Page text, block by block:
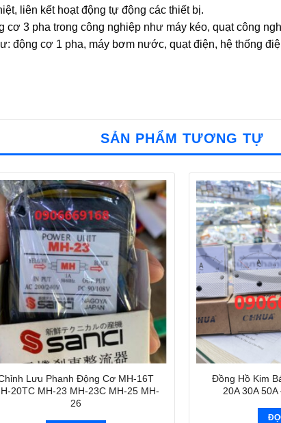
liên kết hoạt động tự động các thiết bị.
cơ 3 pha trong công nghiệp như máy kéo, quạt công
động cợ 1 pha, máy bơm nước, quạt điện, hệ thống
SẢN PHẨM TƯƠNG TỰ
Lưu Phanh Động Cơ MH-16T
20TC MH-23 MH-23C MH-25 MH-
26
Đồng Hồ Kim
20A 30A